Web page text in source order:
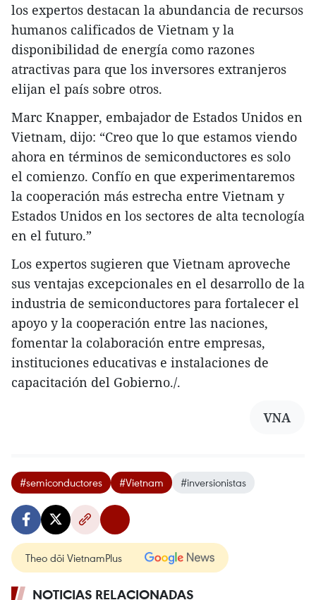
los expertos destacan la abundancia de recursos
humanos calificados de Vietnam y la
disponibilidad de energía como razones
atractivas para que los inversores extranjeros
elijan el país sobre otros.
Marc Knapper, embajador de Estados Unidos en
Vietnam, dijo: “Creo que lo que estamos viendo
ahora en términos de semiconductores es solo
el comienzo. Confío en que experimentaremos
la cooperación más estrecha entre Vietnam y
Estados Unidos en los sectores de alta tecnología
en el futuro.”
Los expertos sugieren que Vietnam aproveche
sus ventajas excepcionales en el desarrollo de la
industria de semiconductores para fortalecer el
apoyo y la cooperación entre las naciones,
fomentar la colaboración entre empresas,
instituciones educativas e instalaciones de
capacitación del Gobierno./.
VNA
#semiconductores #Vietnam #inversionistas
Theo dõi VietnamPlus
NOTICIAS RELACIONADAS